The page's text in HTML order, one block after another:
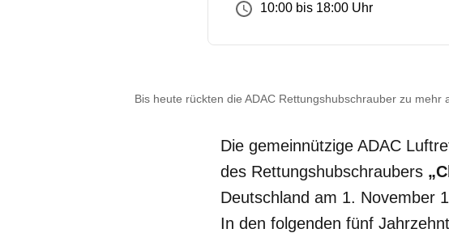
10:00 bis 18:00 Uhr
Bis heute rückten die ADAC Rettungshubschrauber zu mehr
Die gemeinnützige ADAC
des Rettungshubschraubers
Deutschland am 1. November
In den folgenden fünf